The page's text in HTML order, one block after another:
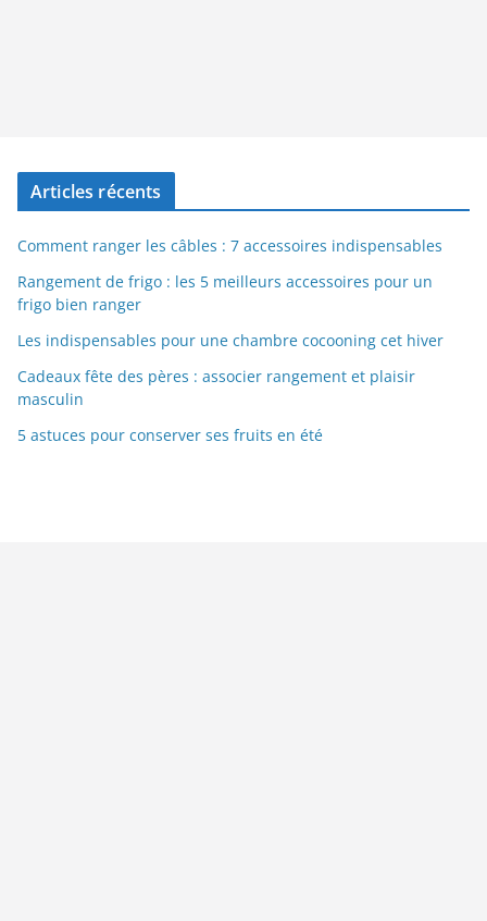
Articles récents
Comment ranger les câbles : 7 accessoires indispensables
Rangement de frigo : les 5 meilleurs accessoires pour un
frigo bien ranger
Les indispensables pour une chambre cocooning cet hiver
Cadeaux fête des pères : associer rangement et plaisir
masculin
5 astuces pour conserver ses fruits en été